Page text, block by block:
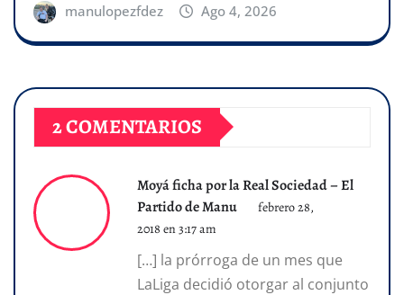
manulopezfdez Ago 4, 2026
2 COMENTARIOS
Moyá ficha por la Real Sociedad – El
Partido de Manu
febrero 28,
2018 en 3:17 am
[…] la prórroga de un mes que
LaLiga decidió otorgar al conjunto